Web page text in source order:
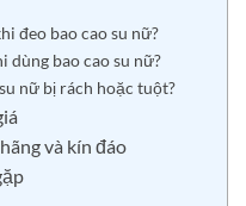
đeo bao cao su nữ?
bao cao su nữ?
nữ bị rách hoặc tuột?
và kín đáo